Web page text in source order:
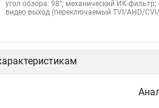
угол обзора: 98°; механический ИК-
видео выход (переключаемый TVI/AHD/CVI/